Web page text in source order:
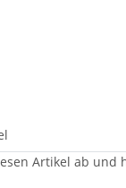
Artikel ab und